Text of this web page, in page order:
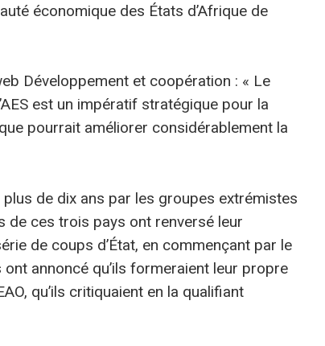
économique des États d’Afrique de
Développement et coopération : « Le
est un impératif stratégique pour la
pourrait améliorer considérablement la
de dix ans par les groupes extrémistes
de ces trois pays ont renversé leur
de coups d’État, en commençant par le
annoncé qu’ils formeraient leur propre
qu’ils critiquaient en la qualifiant